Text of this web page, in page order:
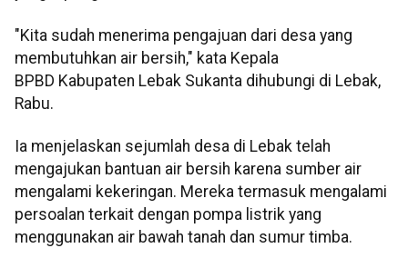
‎"Kita sudah menerima pengajuan dari desa yang
membutuhkan air bersih," kata Kepala
BPBD Kabupaten Lebak Sukanta dihubungi di Lebak,
Rabu.
Ia menjelaskan sejumlah desa di Lebak telah
mengajukan bantuan air bersih karena sumber air
mengalami kekeringan. Mereka termasuk mengalami
persoalan terkait dengan pompa listrik yang
menggunakan air bawah tanah dan sumur timba.